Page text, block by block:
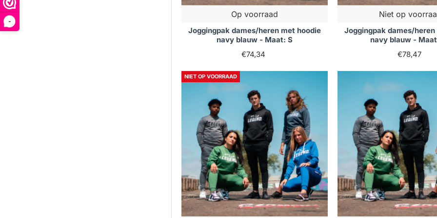
-
Op voorraad
Joggingpak dames/heren met hoodie
navy blauw - Maat: S
€74,34
Niet op
Joggingpak dames/
navy blauw -
€78,47
NIET OP VOORRAAD